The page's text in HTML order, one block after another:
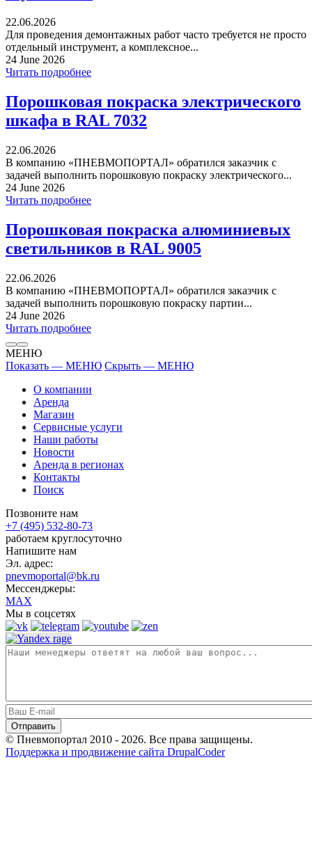
22.06.2026
Для проведения демонтажных работ часто требуется не просто
отдельный инструмент, а комплексное...
24 June 2026
Читать подробнее
Порошковая покраска электрического
шкафа в RAL 7032
22.06.2026
В компанию «ПНЕВМОПОРТАЛ» обратился заказчик с
задачей выполнить порошковую покраску электрического...
24 June 2026
Читать подробнее
Порошковая покраска алюминиевых
светильников в RAL 9005
22.06.2026
В компанию «ПНЕВМОПОРТАЛ» обратился заказчик с
задачей выполнить порошковую покраску партии...
24 June 2026
Читать подробнее
МЕНЮ
Показать — МЕНЮ Скрыть — МЕНЮ
О компании
Аренда
Магазин
Сервисные услуги
Наши работы
Новости
Аренда в регионах
Контакты
Поиск
Позвоните нам
+7 (495) 532-80-73
работаем круглосуточно
Напишите нам
Эл. адрес:
pnevmoportal@bk.ru
Мессенджеры:
MAX
Мы в соцсетях
© Пневмопортал 2010 - 2026. Все права защищены.
Поддержка и продвижение сайта DrupalCoder